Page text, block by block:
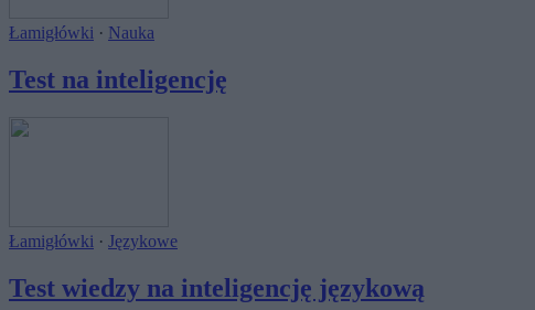
Łamigłówki · Nauka
Test na inteligencję
Łamigłówki · Językowe
Test wiedzy na inteligencję językową